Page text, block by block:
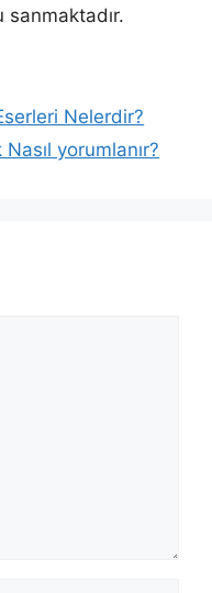
Nelerdir?
yorumlanır?